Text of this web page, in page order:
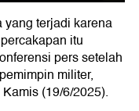
yang terjadi karena
itu
pers setelah
militer,
(19/6/2025).